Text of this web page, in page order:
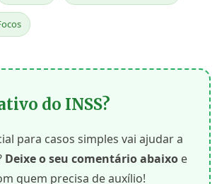
do INSS?
para casos simples vai ajudar a
Deixe o seu comentário abaixo e
quem precisa de auxílio!